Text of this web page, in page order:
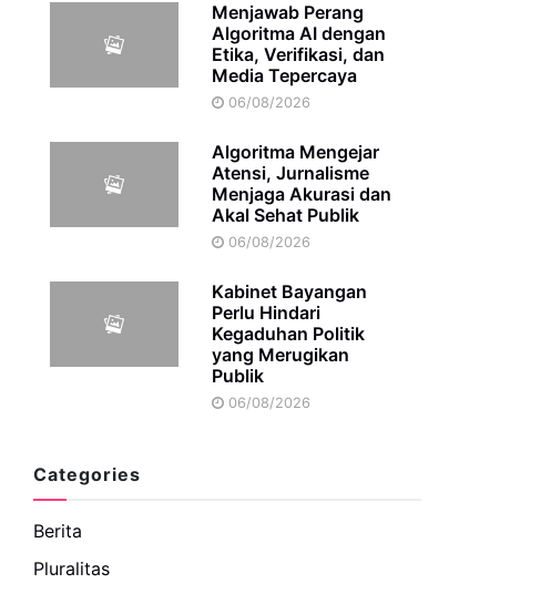
Menjawab Perang
Algoritma AI dengan
Etika, Verifikasi, dan
Media Tepercaya
06/08/2026
Algoritma Mengejar
Atensi, Jurnalisme
Menjaga Akurasi dan
Akal Sehat Publik
06/08/2026
Kabinet Bayangan
Perlu Hindari
Kegaduhan Politik
yang Merugikan
Publik
06/08/2026
Categories
Berita
Pluralitas